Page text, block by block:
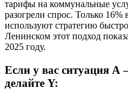
тарифы на коммунальные
разогрели спрос. Только 16%
используют стратегию
Ленинском этот подход
2025 году.
Если у вас ситуация
делайте Y: